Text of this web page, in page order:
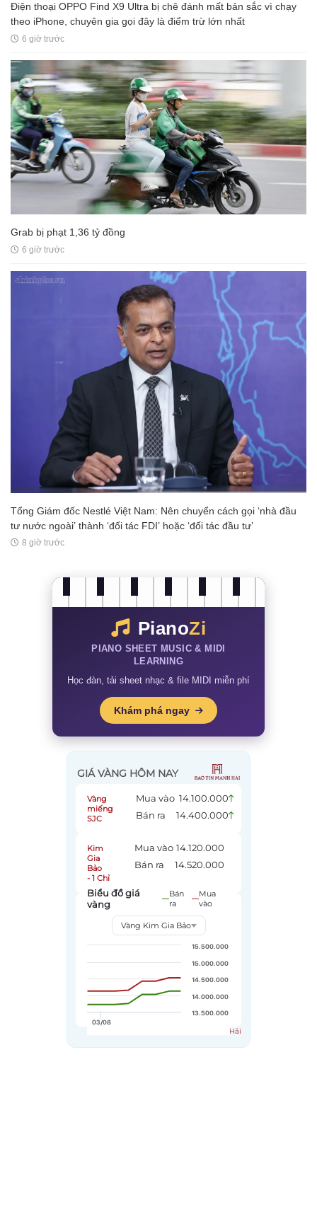
Điện thoại OPPO Find X9 Ultra bị chê đánh mất bản sắc vì chạy
theo iPhone, chuyên gia gọi đây là điểm trừ lớn nhất
6 giờ trước
Grab bị phạt 1,36 tỷ đồng
6 giờ trước
Tổng Giám đốc Nestlé Việt Nam: Nên chuyển cách gọi ‘nhà đầu
tư nước ngoài’ thành ‘đối tác FDI’ hoặc ‘đối tác đầu tư’
8 giờ trước
PianoZi
PIANO SHEET MUSIC & MIDI
LEARNING
Học đàn, tải sheet nhạc & file MIDI miễn phí
Khám phá ngay